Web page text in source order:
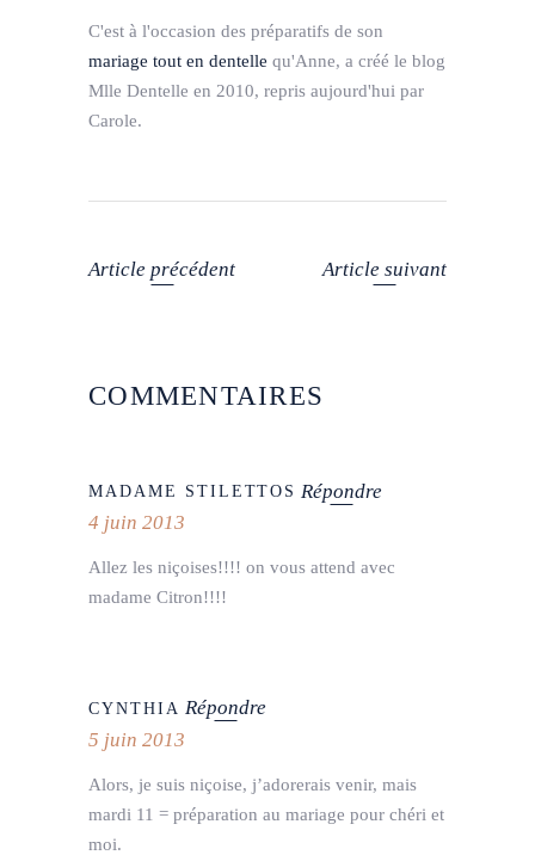
C'est à l'occasion des préparatifs de son
mariage tout en dentelle qu'Anne, a créé le blog
Mlle Dentelle en 2010, repris aujourd'hui par
Carole.
Article précédent Article suivant
COMMENTAIRES
MADAME STILETTOS Répondre
4 juin 2013
Allez les niçoises!!!! on vous attend avec
madame Citron!!!!
CYNTHIA Répondre
5 juin 2013
Alors, je suis niçoise, j’adorerais venir, mais
mardi 11 = préparation au mariage pour chéri et
moi.